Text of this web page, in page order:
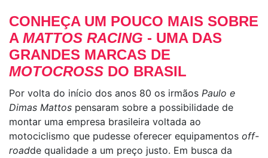
CONHEÇA UM POUCO MAIS SOBRE
A MATTOS RACING - UMA DAS
GRANDES MARCAS DE
MOTOCROSS DO BRASIL
Por volta do início dos anos 80 os irmãos Paulo e
Dimas Mattos pensaram sobre a possibilidade de
montar uma empresa brasileira voltada ao
motociclismo que pudesse oferecer equipamentos off-
roadde qualidade a um preço justo. Em busca da